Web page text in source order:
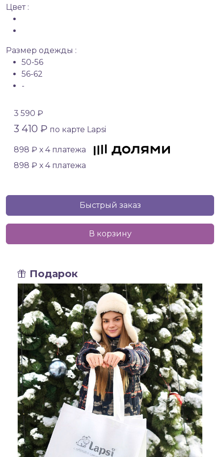
Цвет :
Размер одежды :
50-56
56-62
-
3 590 ₽
3 410 ₽ по карте Lapsi
898 ₽ х 4 платежа
898 ₽ х 4 платежа
Быстрый заказ
В корзину
Подарок